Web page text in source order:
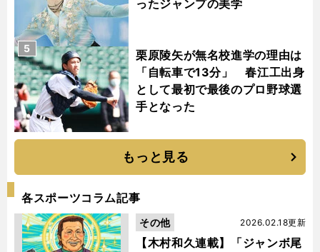
ったジャンプの美学
栗原陵矢が無名校進学の理由は
「自転車で13分」 春江工出身
として最初で最後のプロ野球選
手となった
5
もっと見る
各スポーツコラム記事
【木村和久連載】「ジャンボ尾
2026.02.18更新
その他